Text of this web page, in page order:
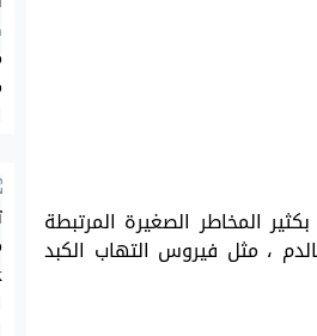
المخاطر الصغيرة المرتبطة
، مثل فيروس التهاب الكبد